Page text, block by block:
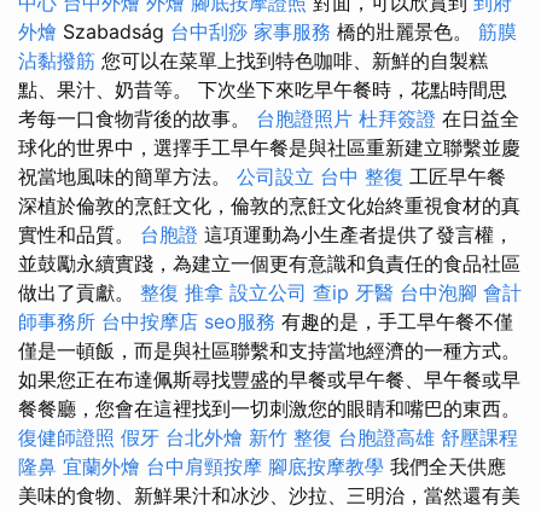
外燴 Szabadság 台中刮痧 家事服務 橋的壯麗景色。 筋膜
沾黏撥筋 您可以在菜單上找到特色咖啡、新鮮的自製糕
點、果汁、奶昔等。 下次坐下來吃早午餐時，花點時間思
考每一口食物背後的故事。 台胞證照片 杜拜簽證 在日益全
球化的世界中，選擇手工早午餐是與社區重新建立聯繫並慶
祝當地風味的簡單方法。 公司設立 台中 整復 工匠早午餐
深植於倫敦的烹飪文化，倫敦的烹飪文化始終重視食材的真
實性和品質。 台胞證 這項運動為小生產者提供了發言權，
並鼓勵永續實踐，為建立一個更有意識和負責任的食品社區
做出了貢獻。 整復 推拿 設立公司 查ip 牙醫 台中泡腳 會計
師事務所 台中按摩店 seo服務 有趣的是，手工早午餐不僅
僅是一頓飯，而是與社區聯繫和支持當地經濟的一種方式。
如果您正在布達佩斯尋找豐盛的早餐或早午餐、早午餐或早
餐餐廳，您會在這裡找到一切刺激您的眼睛和嘴巴的東西。
復健師證照 假牙 台北外燴 新竹 整復 台胞證高雄 舒壓課程
隆鼻 宜蘭外燴 台中肩頸按摩 腳底按摩教學 我們全天供應
美味的食物、新鮮果汁和冰沙、沙拉、三明治，當然還有美